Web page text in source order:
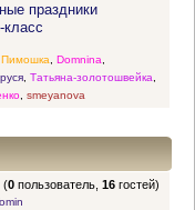
праздники
класс
Пимошка Domnina
, Татьяна-золотошвейка
, smeyanova
(0 пользователь,16 гостей)